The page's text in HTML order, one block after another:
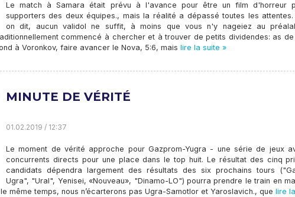
Le match à Samara était prévu à l'avance pour être un film d'horreur
supporters des deux équipes., mais la réalité a dépassé toutes les attentes.
on dit, aucun validol ne suffit, à moins que vous n'y nageiez au
commencé à chercher et à trouver de petits dividendes: as de
à Voronkov, faire avancer le Nova, 5:6, mais lire la suite »
MINUTE DE VÉRITÉ
01.02.2019 / 12:37
Le moment de vérité approche pour Gazprom-Yugra - une série de jeux
concurrents directs pour une place dans le top huit. Le résultat des cinq
candidats dépendra largement des résultats des six prochains tours
Ugra", "Ural", Yenisei, «Nouveau», "Dinamo-LO") pourra prendre le train en
même temps, nous n’écarterons pas Ugra-Samotlor et Yaroslavich., que lire